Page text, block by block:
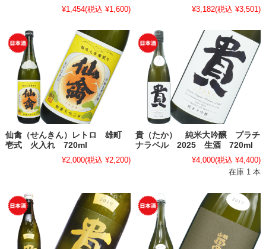
¥1,454(税込 ¥1,600)
¥3,182(税込 ¥3,501)
仙禽（せんきん）レトロ 雄町
壱式 火入れ 720ml
¥2,000(税込 ¥2,200)
貴（たか） 純米大吟醸 プラチ
ナラベル 2025 生酒 720ml
¥4,000(税込 ¥4,400)
在庫 1 本